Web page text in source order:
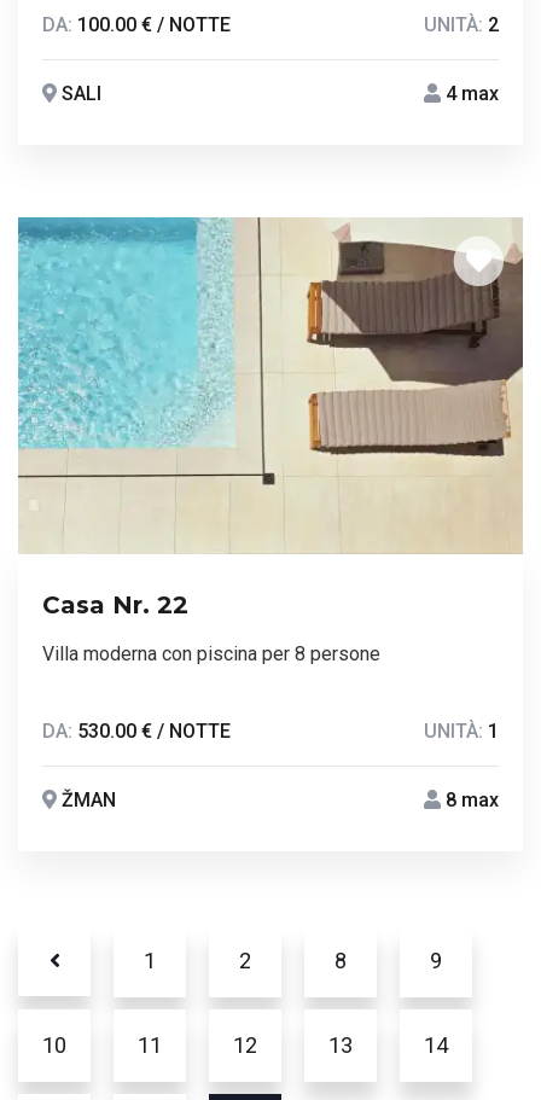
DA: 100.00 € / NOTTE UNITÀ: 2
SALI 4 max
Casa Nr. 22
Villa moderna con piscina per 8 persone
DA: 530.00 € / NOTTE UNITÀ: 1
ŽMAN 8 max
1 2 8 9
10 11 12 13 14